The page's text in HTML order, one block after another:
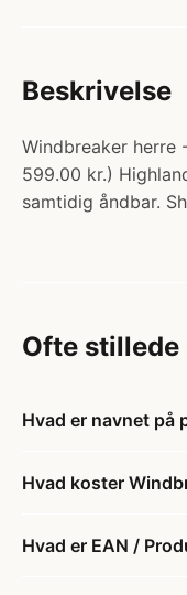
Beskrivelse
Windbreaker herre
599.00 kr.)
samtidig åndbar.
Ofte stillede
Hvad er navnet på
Hvad koster
Hvad er EAN /